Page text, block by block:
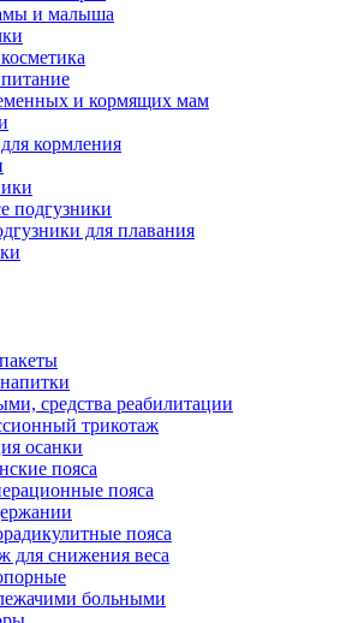
и малыша
и кормящих мам
кормления
подгузники
для плавания
средства реабилитации
трикотаж
осанки
пояса
пояса
пояса
для снижения веса
больными